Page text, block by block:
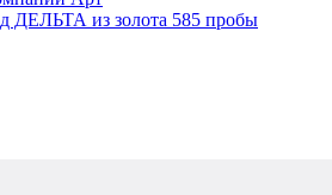
ДЕЛЬТА из золота 585 пробы